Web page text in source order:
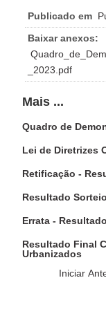
Publicado em
Baixar anexos:
_2023.pdf
Mais ...
Quadro de
Lei de Diretrizes
Retificação -
Resultado
Errata -
Resultado Final
Urbanizados
Iniciar